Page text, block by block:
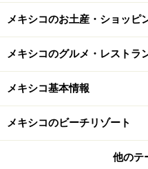
へ4ブロック
■コンデサ地区
アクセス：Parque España
2ブロック
■ポランコ地区
住所：Plaza Masarik シ
メキシコのお土産・ショッピ
メキシコのグルメ・レストラ
メキシコ基本情報
メキシコのビーチリゾート
他のテ